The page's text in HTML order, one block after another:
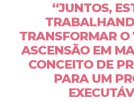
“JUNTOS,
TRANSFORMAR O
ASCENSÃO EM
CONCEITO DE
PARA UM